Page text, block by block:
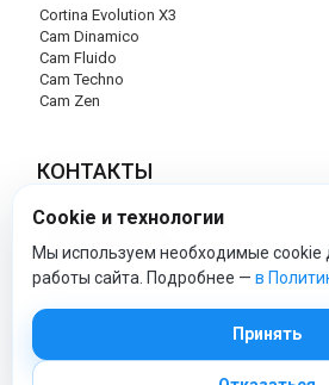
Cortina Evolution X3
Cam Dinamico
Cam Fluido
Cam Techno
Cam Zen
КОНТАКТЫ
+7 (495) 120-29-85
info@cam-official-store.ru
Cookie и технологии
Мы используем необходимые cookie
работы сайта. Подробнее — в
Принять